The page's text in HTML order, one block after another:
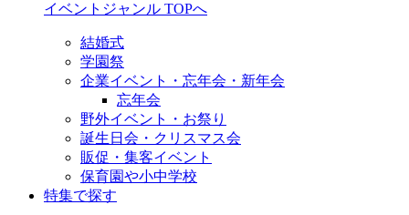
イベントジャンル TOPへ
結婚式
学園祭
企業イベント・忘年会・新年会
忘年会
野外イベント・お祭り
誕生日会・クリスマス会
販促・集客イベント
保育園や小中学校
特集で探す